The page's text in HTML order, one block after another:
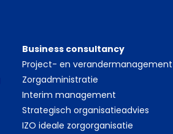
Business consultancy
Project- en verandermanagement
Zorgadministratie
Interim management
Strategisch organisatieadvies
IZO ideale zorgorganisatie